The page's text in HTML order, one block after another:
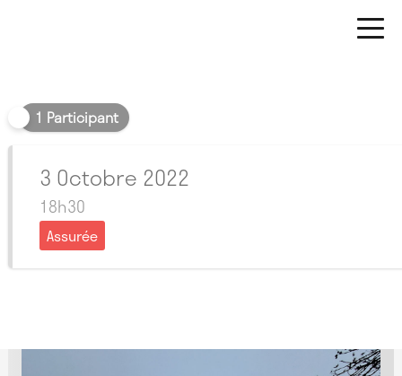
1 Participant
3 Octobre 2022
18h30
Assurée